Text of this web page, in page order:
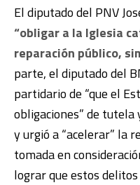
El diputado del PNV
“obligar a la Iglesia
reparación público,
parte, el diputado del
partidario de “que el
obligaciones” de
y urgió a “acelerar” la
tomada en
lograr que estos